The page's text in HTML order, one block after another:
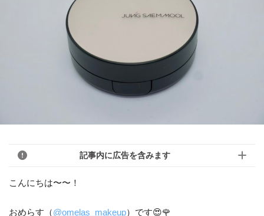
記事内に広告を含みます
こんにちは〜〜！
おめらす（@omelas_makeup）です😍🌹